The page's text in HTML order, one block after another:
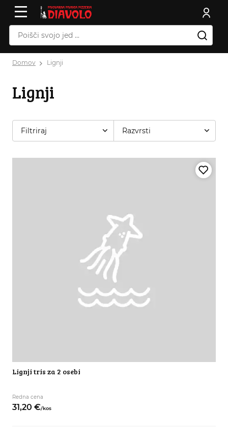
Domov Lignji
Lignji
Filtriraj Razvrsti
Lignji tris za 2 osebi
Redna cena
31,20 €/kos